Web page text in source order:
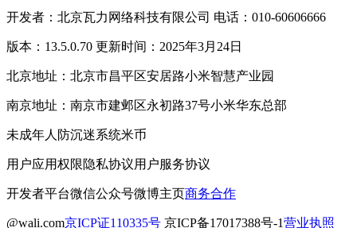
开发者：北京瓦力网络科技有限公司 电话：010-60606666
版本：13.5.0.70 更新时间：2025年3月24日
北京地址：北京市昌平区安居路小米智慧产业园
南京地址：南京市建邺区永初路37号小米华东总部
未成年人防沉迷系统米币
用户应用权限隐私协议用户服务协议
开发者平台微信公众号微博主页商务合作
@wali.com京ICP证110335号 京ICP备17017388号-1营业执照